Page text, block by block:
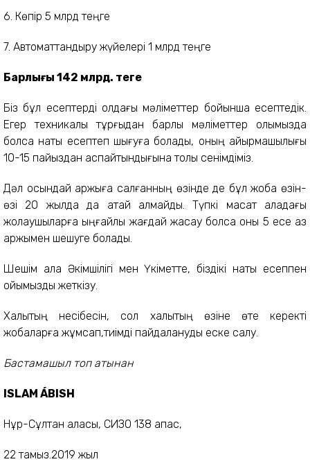
6. Көпір 5 млрд теңге
7. Автоматтандыру жүйелері 1 млрд теңге
Барлығы 142 млрд. теңге
Біз бұл есептерді қолдағы мәліметтер бойынша есептедік.
Егер техникалық тұрғыдан барлық мәліметтер қолымызда
болса нақты есептеп шығуға болады, оның айырмашылығы
10-15 пайыздан аспайтындығына толық сенімдіміз.
Дәл осындай қаржыға салғанның өзінде де бұл жоба өзін-
өзі 20 жылда да ақтай алмайды. Түпкі мақсат қаладағы
жолаушыларға ыңғайлы жағдай жасау болса оны 5 есе аз
қаржымен шешуге болады.
Шешім қала Әкімшілігі мен Үкіметте, біздікі нақты есеппен
ойымызды жеткізу.
Халықтың несібесін, сол халықтың өзіне өте керекті
жобаларға жұмсап,тиімді пайдалануды еске салу.
Бастамашыл топ атынан
ISLAM ÁBISH
Нұр-Сұлтан қаласы, СИЗО 138 қапас,
22 тамыз.2019 жыл